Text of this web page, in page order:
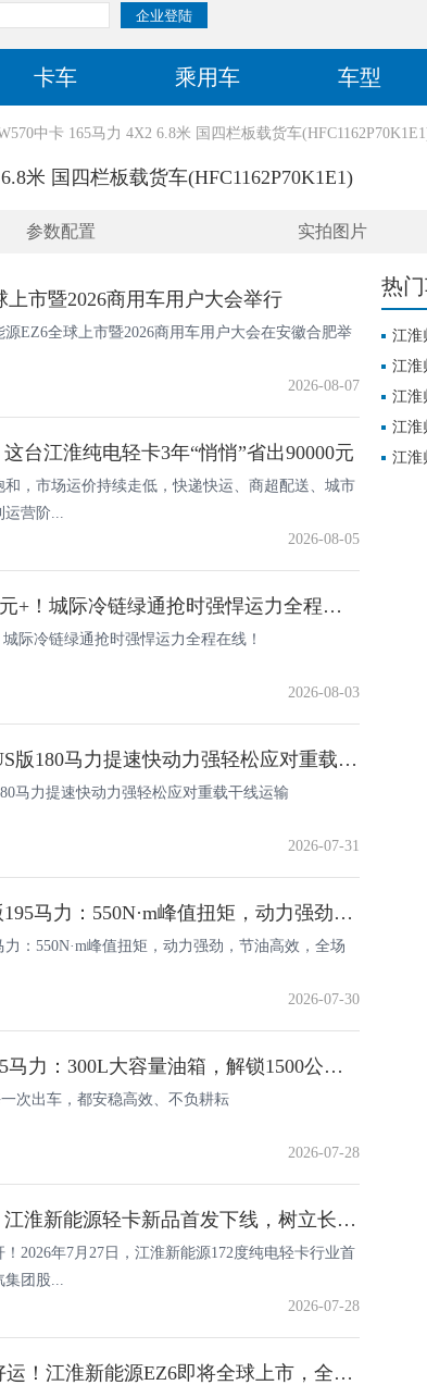
卡车 乘用车 车型
中卡 165马力 4X2 6.8米 国四栏板载货车
米 国四栏板载货车(HFC1162P70K1E1)
参数配置 实拍图片
上市暨2026商用车用户大会举行
源EZ6全球上市暨2026商用车用户大会在安徽合肥举
2026-08-07
台江淮纯电轻卡3年“悄悄”省出90000元
，市场运价持续走低，快递快运、商超配送、城市
运营阶...
2026-08-05
坤鹏ET9年省65000元+！城际冷链绿通抢时强悍运力全程在线！
际冷链绿通抢时强悍运力全程在线！
2026-08-03
江淮1卡领跑L9PLUS版180马力提速快动力强轻松应对重载干线运输
马力提速快动力强轻松应对重载干线运输
2026-07-31
江淮1卡帅铃尊耀版195马力：550N·m峰值扭矩，动力强劲，节油高效，全场景适配！
：550N·m峰值扭矩，动力强劲，节油高效，全场
2026-07-30
江淮骏铃A9坦克195马力：300L大容量油箱，解锁1500公里超长续航
次出车，都安稳高效、不负耕耘
2026-07-28
行业首发172度电！江淮新能源轻卡新品首发下线，树立长续航标杆
2026年7月27日，江淮新能源172度纯电轻卡行业首
集团股...
2026-07-28
卡友请就位E起集好运！江淮新能源EZ6即将全球上市，全国用户大会8.7盛大启幕！
热
江淮
厢式
江淮
厢式
江淮
厢式
江淮
栏板
江淮